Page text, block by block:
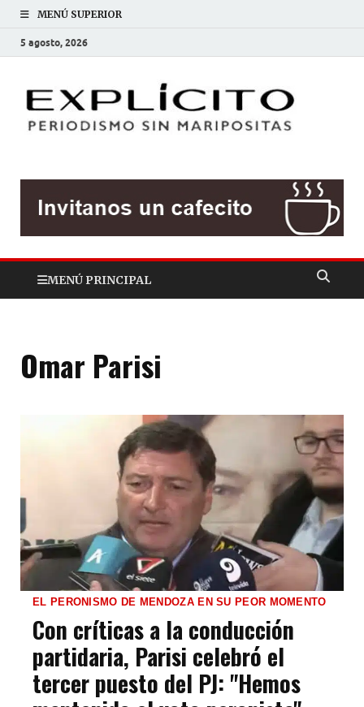
MENÚ SUPERIOR
5 agosto, 2026
MENÚ PRINCIPAL
Omar Parisi
EL PERONISMO DE MENDOZA EN SU PEOR MOMENTO
Con críticas a la conducción
partidaria, Parisi celebró el
tercer puesto del PJ: "Hemos